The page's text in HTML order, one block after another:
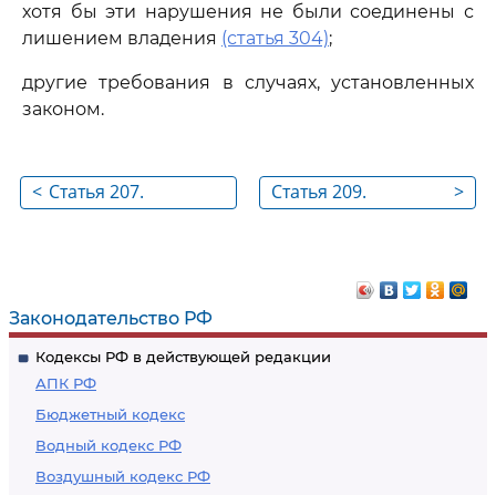
Законодательство РФ
Кодексы РФ в действующей редакции
АПК РФ
Бюджетный кодекс
Водный кодекс РФ
Воздушный кодекс РФ
хотя бы эти нарушения не были соединены с
лишением владения (статья 304);
другие требования в случаях, установленных
законом.
< Статья 207.
>
Статья 209.